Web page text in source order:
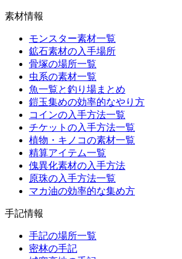
素材情報
モンスター素材一覧
鉱石素材の入手場所
骨塚の場所一覧
虫系の素材一覧
魚一覧と釣り場まとめ
鎧玉集めの効率的なやり方
コインの入手方法一覧
チケットの入手方法一覧
植物・キノコの素材一覧
精算アイテム一覧
傀異化素材の入手方法
原珠の入手方法一覧
マカ油の効率的な集め方
手記情報
手記の場所一覧
密林の手記